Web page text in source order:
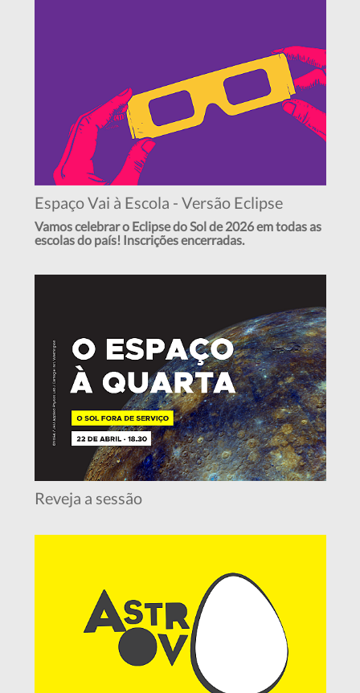
Espaço Vai à Escola - Versão Eclipse
Vamos celebrar o Eclipse do Sol de 2026 em todas as
escolas do país! Inscrições encerradas.
Reveja a sessão